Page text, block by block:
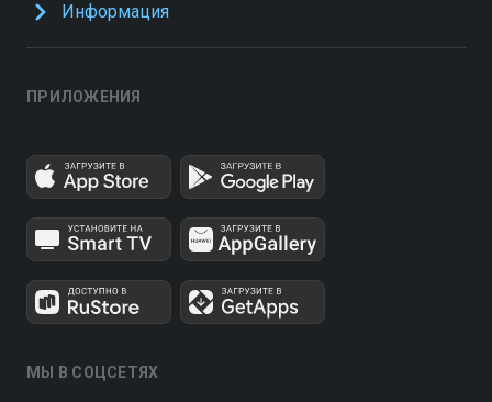
Информация
ПРИЛОЖЕНИЯ
МЫ В СОЦСЕТЯХ